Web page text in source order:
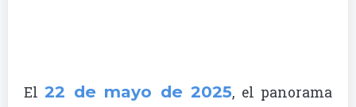
El22 de mayo de 2025, el panorama